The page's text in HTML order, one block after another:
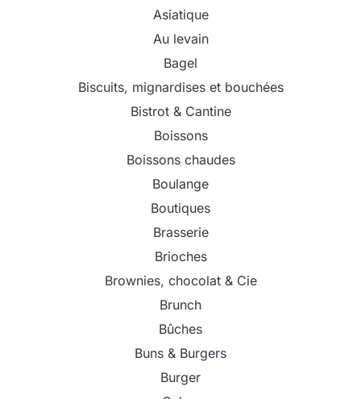
Asiatique
Au levain
Bagel
Biscuits, mignardises et bouchées
Bistrot & Cantine
Boissons
Boissons chaudes
Boulange
Boutiques
Brasserie
Brioches
Brownies, chocolat & Cie
Brunch
Bûches
Buns & Burgers
Burger